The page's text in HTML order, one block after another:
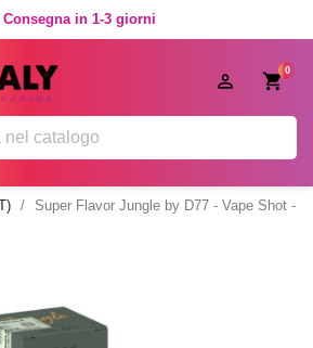
Consegna in 1-3 giorni
0

Super Flavor Jungle by D77 - Vape Shot -